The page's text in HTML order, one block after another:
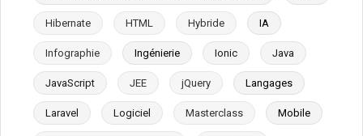
Hibernate HTML Hybride IA
Infographie Ingénierie Ionic Java
JavaScript JEE jQuery Langages
Laravel Logiciel Masterclass Mobile